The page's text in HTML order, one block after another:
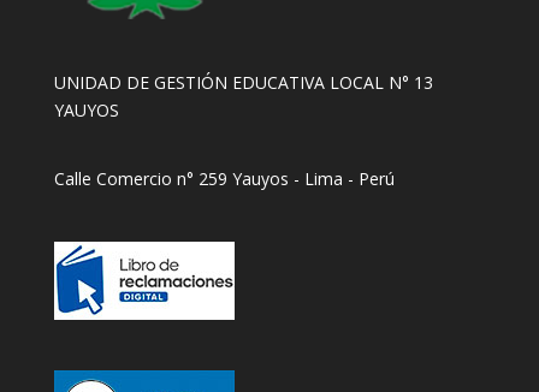
UNIDAD DE GESTIÓN EDUCATIVA LOCAL N° 13
YAUYOS
Calle Comercio n° 259 Yauyos - Lima - Perú